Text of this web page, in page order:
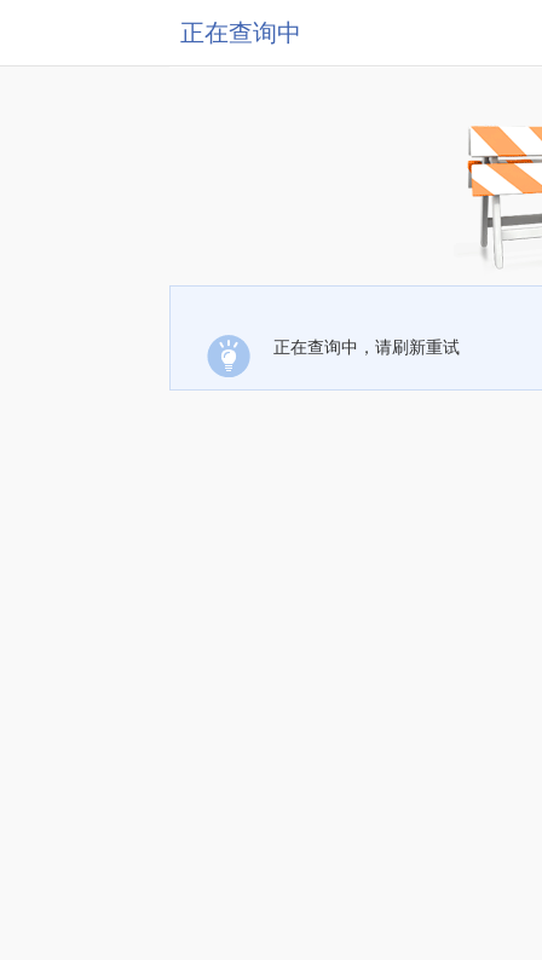
正在查询中
正在查询中，请刷新重试